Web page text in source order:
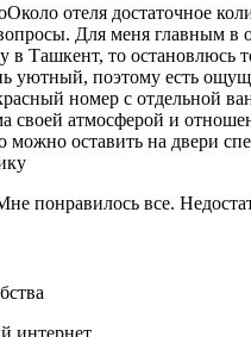
Около отеля достаточное
Для меня главным в
в Ташкент, то остановлюсь
уютный, поэтому есть
номер с отдельной
своей атмосферой и
можно оставить на двери
понравилось все.
интернет